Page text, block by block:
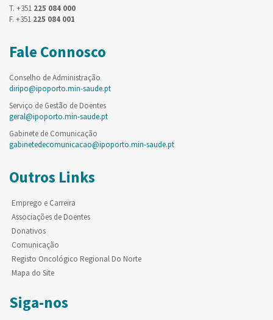
T. +351 225 084 000
F. +351 225 084 001
Fale Connosco
Conselho de Administração
diripo@ipoporto.min-saude.pt
Serviço de Gestão de Doentes
geral@ipoporto.min-saude.pt
Gabinete de Comunicação
gabinetedecomunicacao@ipoporto.min-saude.pt
Outros Links
Emprego e Carreira
Associações de Doentes
Donativos
Comunicação
Registo Oncológico Regional Do Norte
Mapa do Site
Siga-nos